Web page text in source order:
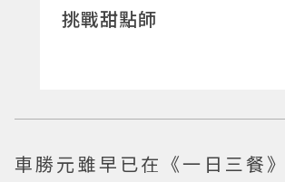
挑戰甜點師
車勝元雖早已在《一日三餐